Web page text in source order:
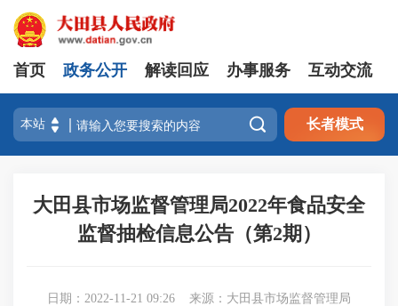
首页 政务公开 解读回应 办事服务 互动交流
 长者模式
大田县市场监督管理局2022年食品安全
监督抽检信息公告（第2期）
日期：2022-11-21 09:26 来源：大田县市场监督管理局